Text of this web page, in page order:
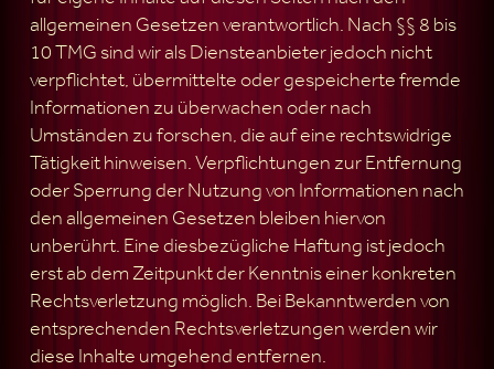
allgemeinen Gesetzen verantwortlich. Nach §§ 8 bis
10 TMG sind wir als Diensteanbieter jedoch nicht
verpflichtet, übermittelte oder gespeicherte fremde
Informationen zu überwachen oder nach
Umständen zu forschen, die auf eine rechtswidrige
Tätigkeit hinweisen. Verpflichtungen zur Entfernung
oder Sperrung der Nutzung von Informationen nach
den allgemeinen Gesetzen bleiben hiervon
unberührt. Eine diesbezügliche Haftung ist jedoch
erst ab dem Zeitpunkt der Kenntnis einer konkreten
Rechtsverletzung möglich. Bei Bekanntwerden von
entsprechenden Rechtsverletzungen werden wir
diese Inhalte umgehend entfernen.